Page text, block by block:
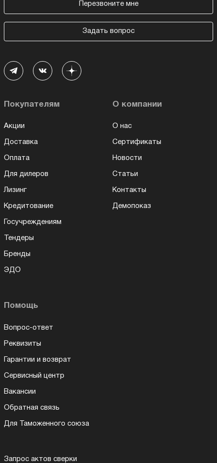
Перезвоните мне
Задать вопрос
Покупателям
Акции
Доставка
Оплата
Для дилеров
Лизинг
Кредитование
Госучреждениям
Тендеры
Бренды
ЭДО
О компании
О нас
Сертификаты
Новости
Статьи
Контакты
Демопоказ
Помощь
Вопрос-ответ
Реквизиты
Гарантии и возврат
Сервисный центр
Вакансии
Обратная связь
Для Таможенного союза
Запрос актов сверки